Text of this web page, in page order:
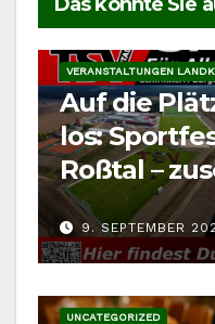
VERANSTALTUNGEN
Auf die
los:
Roßtal –
mitmachen
9. SEPTEMBER
UNCATEGORIZED